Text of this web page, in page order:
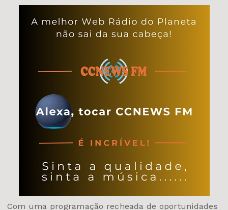
Com uma programação recheada de oportunidades